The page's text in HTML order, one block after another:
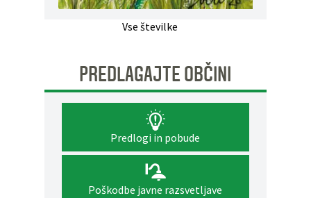
Vse številke
PREDLAGAJTE OBČINI
Predlogi in pobude
Poškodbe javne razsvetljave